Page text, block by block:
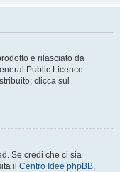
e rilasciato da
Public Licence
clicca sul
Se credi che ci sia
il Centro Idee phpBB,